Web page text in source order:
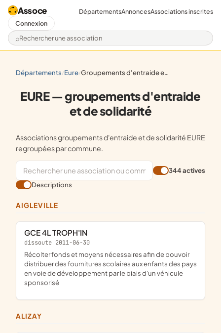
Assoce
Rechercher une association
DépartementsAnnoncesAssociations inscrites
Connexion
départements/ eure/ groupements d'entraide et de solidarité
EURE — groupements d'entraide
et de solidarité
Associations groupements d'entraide et de solidarité EURE
regroupées par commune.
344 actives
Descriptions
AIGLEVILLE
GCE 4L TROPH'IN
dissoute 2011-06-30
récolter fonds et moyens nécessaires afin de pouvoir
distribuer des fournitures scolaires aux enfants des pays
en voie de développement par le biais d'un véhicule
sponsorisé
ALIZAY